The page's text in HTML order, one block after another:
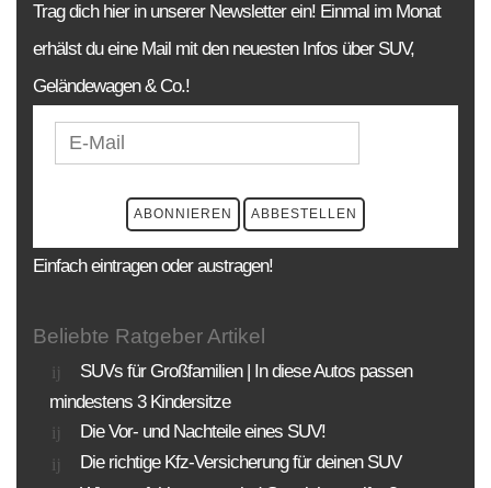
Trag dich hier in unserer Newsletter ein! Einmal im Monat
erhälst du eine Mail mit den neuesten Infos über SUV,
Geländewagen & Co.!
Einfach eintragen oder austragen!
Beliebte Ratgeber Artikel
SUVs für Großfamilien | In diese Autos passen
mindestens 3 Kindersitze
Die Vor- und Nachteile eines SUV!
Die richtige Kfz-Versicherung für deinen SUV